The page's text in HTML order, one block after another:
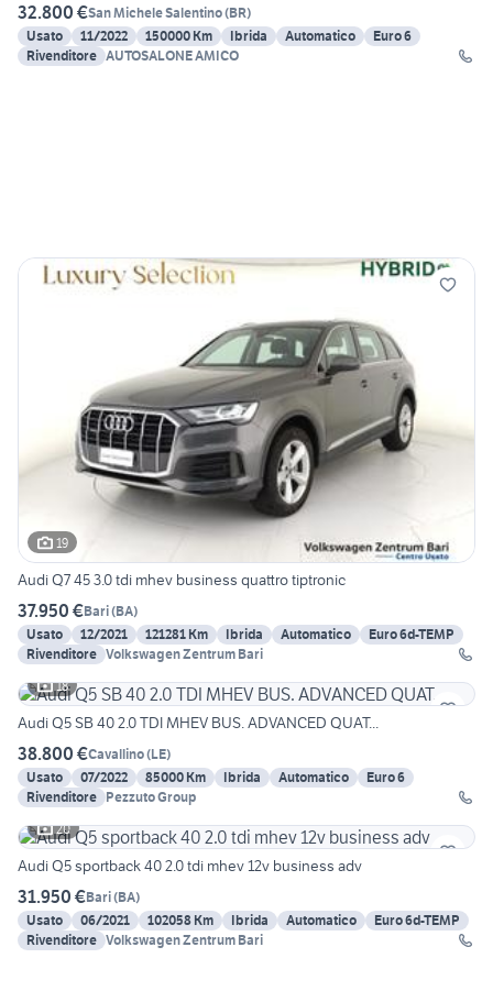
32.800 €San Michele Salentino(BR)
Usato
11/2022 150000 Km Ibrida Automatico
Euro 6
Rivenditore AUTOSALONE AMICO
19
Audi Q7 45 3.0 tdi mhev business quattro tiptronic
37.950 €Bari(BA)
Usato
12/2021 121281 Km Ibrida Automatico
Euro 6d-TEMP
Rivenditore Volkswagen Zentrum Bari
18
Audi Q5 SB 40 2.0 TDI MHEV BUS. ADVANCED QUAT...
38.800 €Cavallino(LE)
Usato
07/2022 85000 Km Ibrida Automatico
Euro 6
Rivenditore Pezzuto Group
20
Audi Q5 sportback 40 2.0 tdi mhev 12v business adv
31.950 €Bari(BA)
Usato
06/2021 102058 Km Ibrida Automatico
Euro 6d-TEMP
Rivenditore Volkswagen Zentrum Bari